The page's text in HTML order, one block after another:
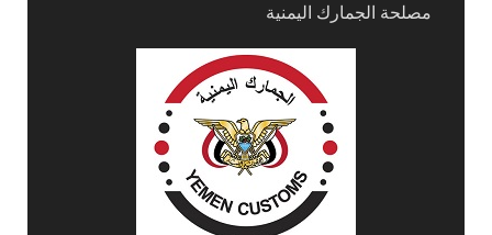
مصلحة الجمارك اليمنية